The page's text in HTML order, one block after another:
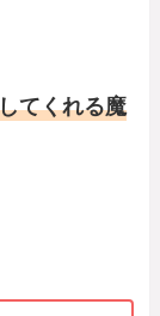
てくれる魔